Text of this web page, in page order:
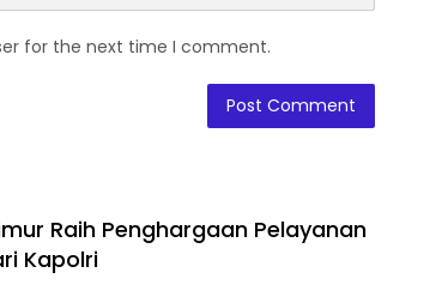
for the next time I comment.
Raih Penghargaan Pelayanan
Kapolri